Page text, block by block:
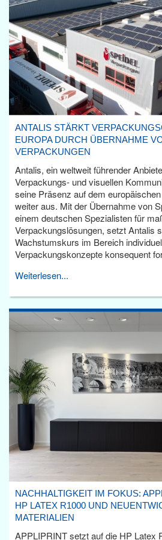
ANTALIS STÄRKT
EUROPA DURCH ÜBERNAHME
VERPACKUNGEN
Antalis, ein weltweit führender
Verpackungs- und visuellen
seine Präsenz auf dem
weiter aus. Mit der Übernahme von
einem deutschen Spezialisten für
Verpackungslösungen, setzt Antalis
Wachstumskurs im Bereich
Verpackungskonzepte konsequent
Weiterlesen...
NACHHALTIGKEIT IM FOKUS:
HP LATEX R1000 UND
MATERIALIEN
APPLIPRINT setzt auf die HP Latex